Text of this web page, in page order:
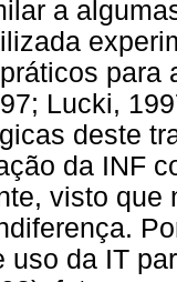
a
para
Lucki,
deste
da INF
visto
uso da IT